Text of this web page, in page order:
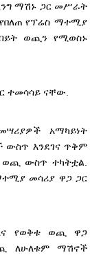
ማሽኑ ጋር መሥራት
የፕሬስ ማተሚያ
ወጪን የሚወስኑ
ተመሳሳይ ናቸው.
አማካይነት
ውስጥ እንደገና ጥቅም
ውስጥ ተካትቷል.
መሳሪያ ዋጋ ጋር
የወቅቱ ወጪ ዋጋ
ለሁለቱም ማሽኖች